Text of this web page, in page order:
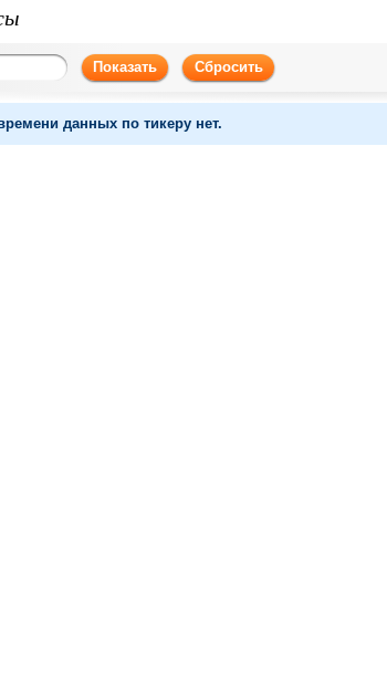
Показать Сбросить
данных по тикеру нет.